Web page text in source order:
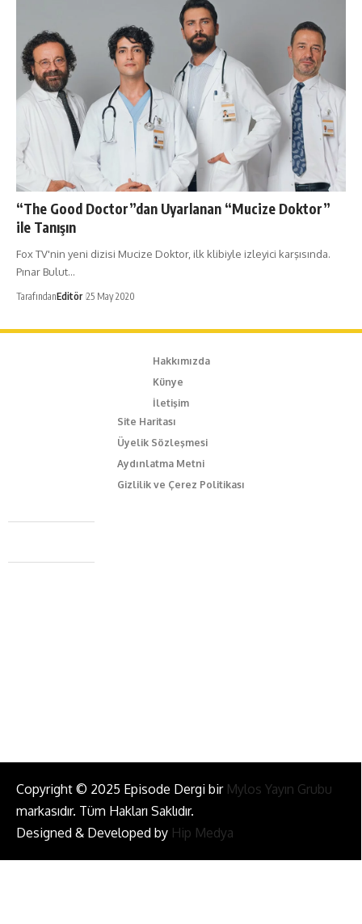
“The Good Doctor”dan Uyarlanan “Mucize Doktor”
ile Tanışın
Fox TV'nin yeni dizisi Mucize Doktor, ilk klibiyle izleyici karşısında.
Pınar Bulut…
TarafındanEditör 25 May 2020
Hakkımızda
Künye
İletişim
Site Haritası
Üyelik Sözleşmesi
Aydınlatma Metni
Gizlilik ve Çerez Politikası
Caferağa Mah. Dr. Şakir Paşa Sok. No3/A Kadıköy İstanbul
+90 543 345 46 00
Copyright © 2025 Episode Dergi bir Mylos Yayın Grubu
markasıdır. Tüm Hakları Saklıdır.
Designed & Developed by Hip Medya